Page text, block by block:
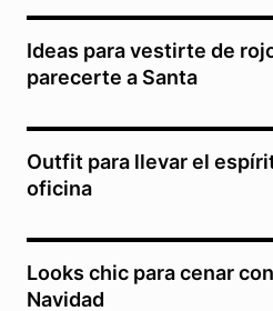
Ideas para vestirte de
parecerte a Santa
Outfit para llevar el
oficina
Looks chic para cenar
Navidad